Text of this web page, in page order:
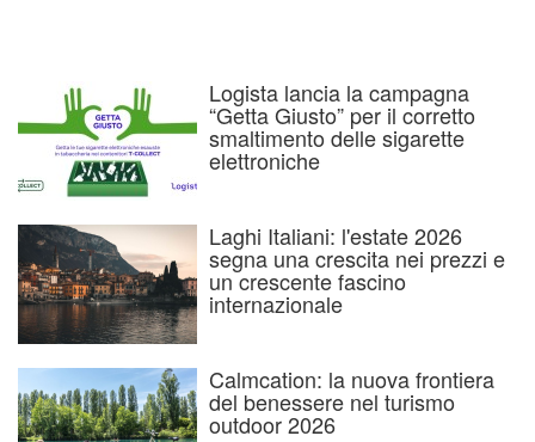
Logista lancia la campagna
“Getta Giusto” per il corretto
smaltimento delle sigarette
elettroniche
Laghi Italiani: l'estate 2026
segna una crescita nei prezzi e
un crescente fascino
internazionale
Calmcation: la nuova frontiera
del benessere nel turismo
outdoor 2026